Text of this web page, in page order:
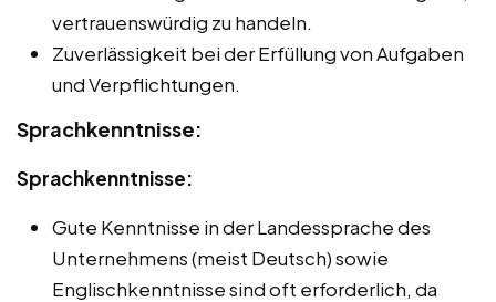
vertrauenswürdig zu handeln.
Zuverlässigkeit bei der Erfüllung von Aufgaben
und Verpflichtungen.
Sprachkenntnisse:
Sprachkenntnisse:
Gute Kenntnisse in der Landessprache des
Unternehmens (meist Deutsch) sowie
Englischkenntnisse sind oft erforderlich, da